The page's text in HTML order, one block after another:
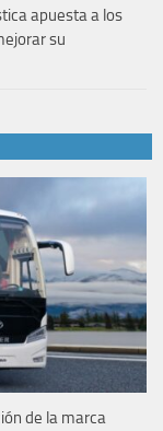
apuesta a los
su
de la marca